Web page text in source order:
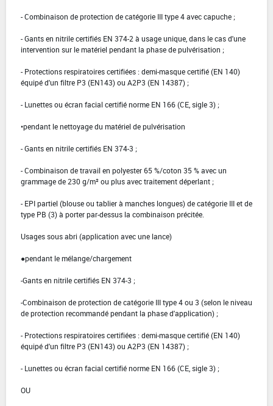
- Combinaison de protection de catégorie III type 4 avec capuche ;
- Gants en nitrile certifiés EN 374-2 à usage unique, dans le cas d'une
intervention sur le matériel pendant la phase de pulvérisation ;
- Protections respiratoires certifiées : demi-masque certifié (EN 140)
équipé d'un filtre P3 (EN143) ou A2P3 (EN 14387) ;
- Lunettes ou écran facial certifié norme EN 166 (CE, sigle 3) ;
•pendant le nettoyage du matériel de pulvérisation
- Gants en nitrile certifiés EN 374-3 ;
- Combinaison de travail en polyester 65 %/coton 35 % avec un
grammage de 230 g/m² ou plus avec traitement déperlant ;
- EPI partiel (blouse ou tablier à manches longues) de catégorie III et de
type PB (3) à porter par-dessus la combinaison précitée.
Usages sous abri (application avec une lance)
●pendant le mélange/chargement
-Gants en nitrile certifiés EN 374-3 ;
-Combinaison de protection de catégorie III type 4 ou 3 (selon le niveau
de protection recommandé pendant la phase d'application) ;
- Protections respiratoires certifiées : demi-masque certifié (EN 140)
équipé d'un filtre P3 (EN143) ou A2P3 (EN 14387) ;
- Lunettes ou écran facial certifié norme EN 166 (CE, sigle 3) ;
OU